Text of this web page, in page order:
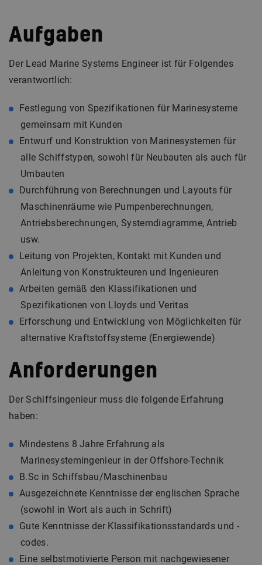
Aufgaben
Der Lead Marine Systems Engineer ist für Folgendes
verantwortlich:
Festlegung von Spezifikationen für Marinesysteme
gemeinsam mit Kunden
Entwurf und Konstruktion von Marinesystemen für
alle Schiffstypen, sowohl für Neubauten als auch für
Umbauten
Durchführung von Berechnungen und Layouts für
Maschinenräume wie Pumpenberechnungen,
Antriebsberechnungen, Systemdiagramme, Antrieb
usw.
Leitung von Projekten, Kontakt mit Kunden und
Anleitung von Konstrukteuren und Ingenieuren
Arbeiten gemäß den Klassifikationen und
Spezifikationen von Lloyds und Veritas
Erforschung und Entwicklung von Möglichkeiten für
alternative Kraftstoffsysteme (Energiewende)
Anforderungen
Der Schiffsingenieur muss die folgende Erfahrung
haben:
Mindestens 8 Jahre Erfahrung als
Marinesystemingenieur in der Offshore-Technik
B.Sc in Schiffsbau/Maschinenbau
Ausgezeichnete Kenntnisse der englischen Sprache
(sowohl in Wort als auch in Schrift)
Gute Kenntnisse der Klassifikationsstandards und -
codes.
Eine selbstmotivierte Person mit nachgewiesener